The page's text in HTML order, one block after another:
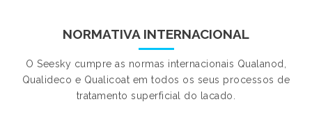
NORMATIVA INTERNACIONAL
O Seesky cumpre as normas internacionais Qualanod,
Qualideco e Qualicoat em todos os seus processos de
tratamento superficial do lacado.